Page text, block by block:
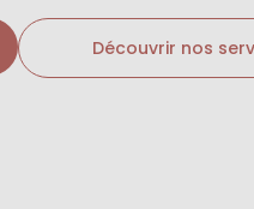
Découvrir nos